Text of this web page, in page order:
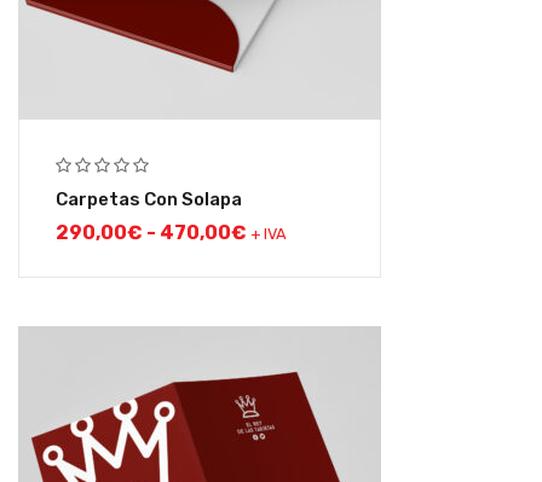
Carpetas Con Solapa
290,00€ - 470,00€ + IVA